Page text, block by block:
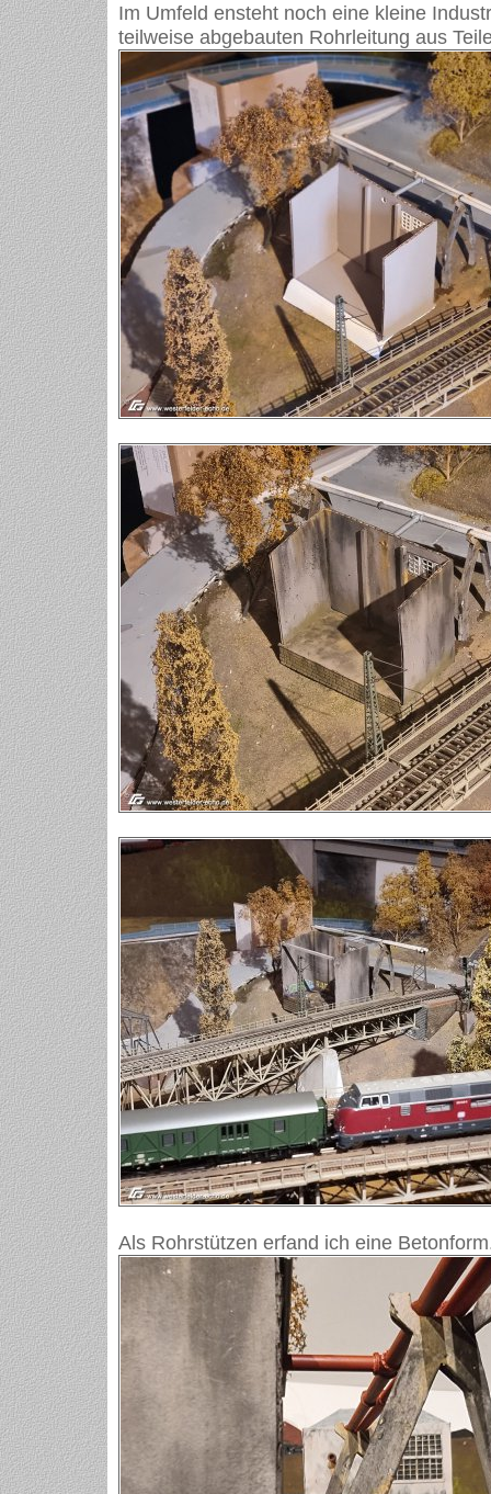
Im Umfeld ensteht noch eine kleine
teilweise abgebauten Rohrleitung aus
Als Rohrstützen erfand ich eine